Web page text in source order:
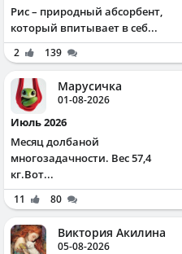
Рис – природный абсорбент,
который впитывает в себ...
2 139
Марусичка
01-08-2026
Июль 2026
Месяц долбаной
многозадачности. Вес 57,4
кг.Вот...
11 80
Виктория Акилина
05-08-2026